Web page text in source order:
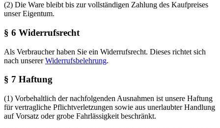
(2) Die Ware bleibt bis zur vollständigen Zahlung des Kaufpreises
unser Eigentum.
§ 6 Widerrufsrecht
Als Verbraucher haben Sie ein Widerrufsrecht. Dieses richtet sich
nach unsererWiderrufsbelehrung.
§ 7 Haftung
(1) Vorbehaltlich der nachfolgenden Ausnahmen ist unsere Haftung
für vertragliche Pflichtverletzungen sowie aus unerlaubter Handlung
auf Vorsatz oder grobe Fahrlässigkeit beschränkt.